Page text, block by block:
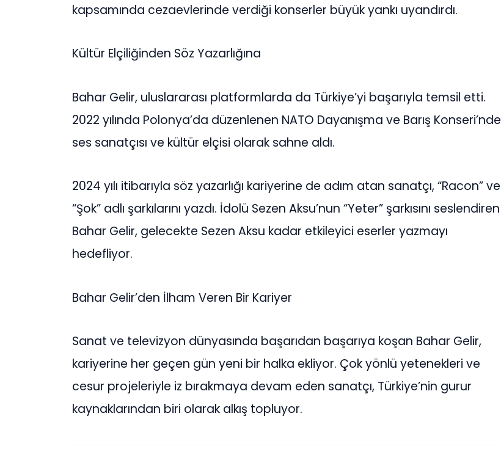
kapsamında cezaevlerinde verdiği konserler büyük yankı uyandırdı.
Kültür Elçiliğinden Söz Yazarlığına
Bahar Gelir, uluslararası platformlarda da Türkiye’yi başarıyla temsil etti.
2022 yılında Polonya’da düzenlenen NATO Dayanışma ve Barış Konseri’nde
ses sanatçısı ve kültür elçisi olarak sahne aldı.
2024 yılı itibarıyla söz yazarlığı kariyerine de adım atan sanatçı, “Racon” ve
“Şok” adlı şarkılarını yazdı. İdolü Sezen Aksu’nun “Yeter” şarkısını seslendiren
Bahar Gelir, gelecekte Sezen Aksu kadar etkileyici eserler yazmayı
hedefliyor.
Bahar Gelir’den İlham Veren Bir Kariyer
Sanat ve televizyon dünyasında başarıdan başarıya koşan Bahar Gelir,
kariyerine her geçen gün yeni bir halka ekliyor. Çok yönlü yetenekleri ve
cesur projeleriyle iz bırakmaya devam eden sanatçı, Türkiye’nin gurur
kaynaklarından biri olarak alkış topluyor.